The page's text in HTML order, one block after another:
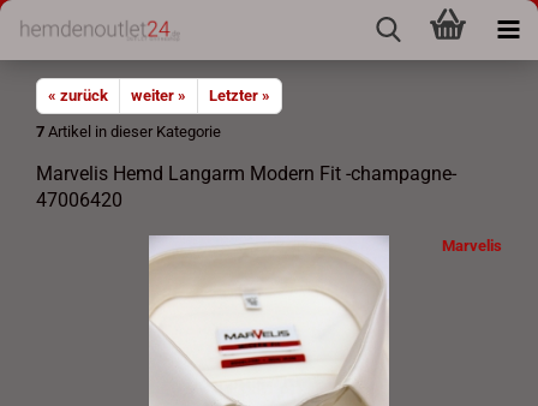
« zurück weiter »
Letzter »
7 Artikel in dieser Kategorie
Marvelis Hemd Langarm Modern Fit -champagne-
47006420
Marvelis